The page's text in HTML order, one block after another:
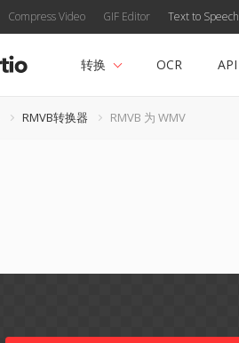
Compress Video GIF Editor Text to Speech
转换 OCR API
RMVB转换器 RMVB 为 WMV